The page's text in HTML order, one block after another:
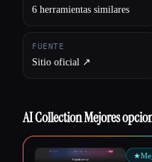
6 herramientas similares
FUENTE
Sitio oficial ↗︎
AI Collection Mejores
★